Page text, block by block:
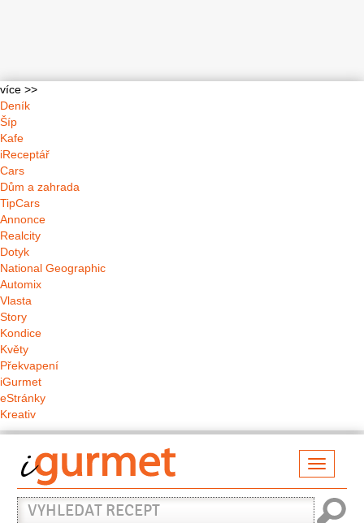
více >>
Deník
Šíp
Kafe
iReceptář
Cars
Dům a zahrada
TipCars
Annonce
Realcity
Dotyk
National Geographic
Automix
Vlasta
Story
Kondice
Květy
Překvapení
iGurmet
eStránky
Kreativ
Vyhledat
recept